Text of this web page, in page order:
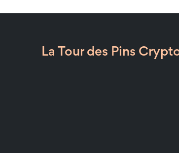
La Tour des Pins